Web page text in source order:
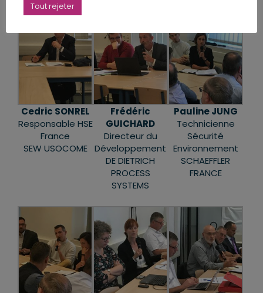
Cedric SONREL
Responsable HSE
France
SEW USOCOME
Frédéric
GUICHARD
Directeur du
Développement
DE DIETRICH
PROCESS
SYSTEMS
Pauline JUNG
Technicienne
Sécurité
Environnement
SCHAEFFLER
FRANCE
Tout rejeter